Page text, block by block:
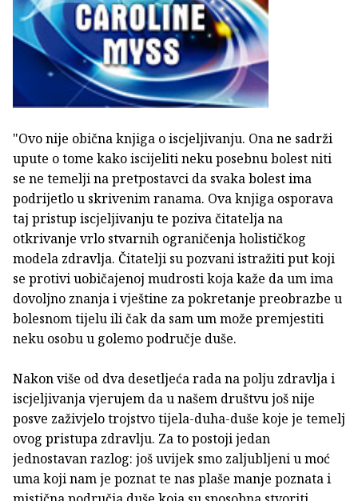
"Ovo nije obična knjiga o iscjeljivanju. Ona ne sadrži
upute o tome kako iscijeliti neku posebnu bolest niti
se ne temelji na pretpostavci da svaka bolest ima
podrijetlo u skrivenim ranama. Ova knjiga osporava
taj pristup iscjeljivanju te poziva čitatelja na
otkrivanje vrlo stvarnih ograničenja holističkog
modela zdravlja. Čitatelji su pozvani istražiti put koji
se protivi uobičajenoj mudrosti koja kaže da um ima
dovoljno znanja i vještine za pokretanje preobrazbe u
bolesnom tijelu ili čak da sam um može premjestiti
neku osobu u golemo područje duše.
Nakon više od dva desetljeća rada na polju zdravlja i
iscjeljivanja vjerujem da u našem društvu još nije
posve zaživjelo trojstvo tijela-duha-duše koje je temelj
ovog pristupa zdravlju. Za to postoji jedan
jednostavan razlog: još uvijek smo zaljubljeni u moć
uma koji nam je poznat te nas plaše manje poznata i